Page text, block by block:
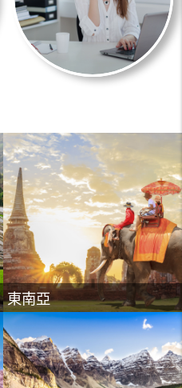
東南亞
東南亞
美加